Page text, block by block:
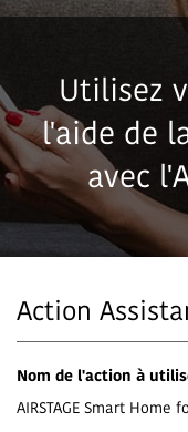
Utilisez
l'aide de
avec
Action
Nom de l'action à
AIRSTAGE Smart Home